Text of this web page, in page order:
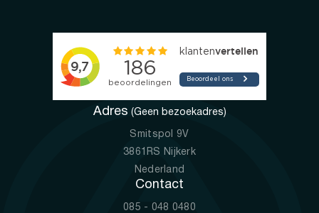
Adres (Geen bezoekadres)
Smitspol 9V
3861RS Nijkerk
Nederland
Contact
085 - 048 0480